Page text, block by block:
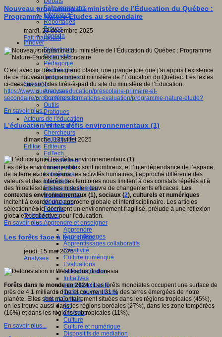
Faits marquants
Interviews
Reportages
Brèves
Agenda
Innover
Didactique
Dispositifs
Pédagogie
Recherche
Technologies
Savoir(s)
Analyses
Conférences
Outils
Pratiques
Acteurs de l'éducation
Animateurs
Chercheurs
Collectivités
Editeurs
EdTech
Encadrement
Enseignants
Entreprises
Etudiants
Filières industrielles
Institutionnels
Médiateurs
Parents
Thématiques
Apprendre et enseigner
Apprendre
Apprentissages
Apprentissages collaboratifs
Créativité
Culture numérique
Evaluations
Individualisation
Initiatives
Interdisciplinarité
Outils pour la classe
Arts et Culture
Art
Cinéma
Culture
Culture et numérique
Dispositifs de médiation
Nouveau programme du ministère de l’Éducation du Québec :
Programme Nature-Études au secondaire
mardi, 23 décembre 2025
Fait marquant
C’est avec un très très grand plaisir, une grande joie que j’ai appris l’existence
de ce nouveau programme du ministère de l’Éducation du Québec. Les textes
ci-dessous sont des tirés-à-part du site du ministère de l’Éducation.
https://www.quebec.ca/education/prescolaire-primaire-et-
secondaire/programmes-formations-evaluation/programme-nature-etude?
En savoir plus...
L’éducation et les défis environnementaux (1)
dimanche, 13 juillet 2025
Editos
Les défis environnementaux sont nombreux, et l’interdépendance de l’espace,
de la terre et des océans, les activités humaines, l’approche différente des
valeurs et des intérêts des territoires nous limitent à des constats répétés et à
des frilosités dans les mises en œuvre de changements efficaces. Les
contextes environnementaux (1), sociaux (2), culturels et numériques
incitent à exercer une approche globale et interdisciplinaire. Les articles
sélectionnés ici décrivent un environnement fragilisé, prélude à une réflexion
globale et collective pour l'éducation.
En savoir plus...
Les forêts face à leur défis
jeudi, 15 mai 2025
Analyses
Forêts dans le monde en 2024 :Les forêts mondiales occupent une surface de
près de 4,1 milliards d’ha et couvrent 31 % des terres émergées de notre
planète. Elles sont majoritairement situées dans les régions tropicales (45%),
on les trouve aussi dans les régions boréales (27%), dans les zone tempérées
(16%) et dans les régions subtropicales (11%).
En savoir plus...